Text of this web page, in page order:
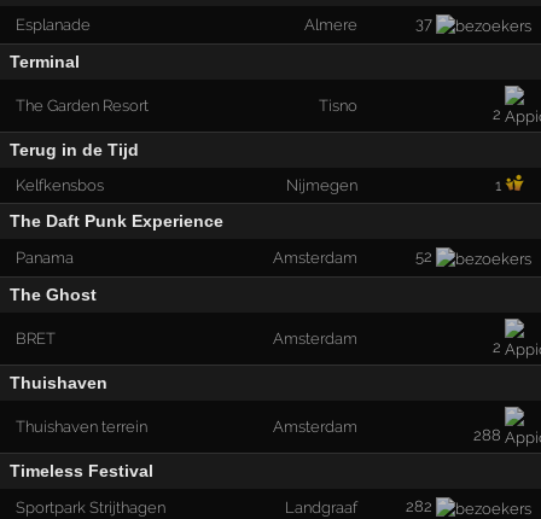
Esplanade Almere 37
Terminal
The Garden Resort Tisno 2
Terug in de Tijd
Kelfkensbos Nijmegen 1
The Daft Punk Experience
Panama Amsterdam 52
The Ghost
BRET Amsterdam 2
Thuishaven
Thuishaven terrein Amsterdam 288
Timeless Festival
Sportpark Strijthagen Landgraaf 282